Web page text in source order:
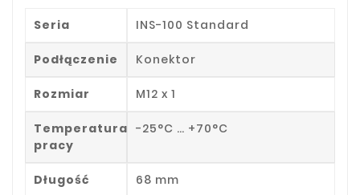
Seria INS-100 Standard
Podłączenie Konektor
Rozmiar M12 x 1
Temperatura
pracy
-25°C … +70°C
Długość 68 mm